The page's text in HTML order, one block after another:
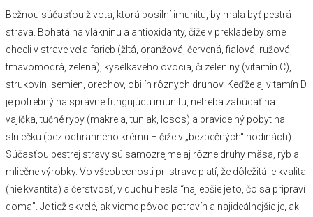
Bežnou súčasťou života, ktorá posilní imunitu, by mala byť pestrá
strava. Bohatá na vlákninu a antioxidanty, čiže v preklade by sme
chceli v strave veľa farieb (žltá, oranžová, červená, fialová, ružová,
tmavomodrá, zelená), kyselkavého ovocia, či zeleniny (vitamín C),
strukovín, semien, orechov, obilín rôznych druhov. Keďže aj vitamín D
je potrebný na správne fungujúcu imunitu, netreba zabúdať na
vajíčka, tučné ryby (makrela, tuniak, losos) a pravidelný pobyt na
slniečku (bez ochranného krému – čiže v „bezpečných“ hodinách).
Súčasťou pestrej stravy sú samozrejme aj rôzne druhy mäsa, rýb a
mliečne výrobky. Vo všeobecnosti pri strave platí, že dôležitá je kvalita
(nie kvantita) a čerstvosť, v duchu hesla “najlepšie je to, čo sa pripraví
doma”. Je tiež skvelé, ak vieme pôvod potravín a najideálnejšie je, ak